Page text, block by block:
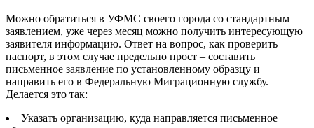
Можно обратиться в УФМС своего города со стандартным
заявлением, уже через месяц можно получить интересующую
заявителя информацию. Ответ на вопрос, как проверить
паспорт, в этом случае предельно прост – составить
письменное заявление по установленному образцу и
направить его в Федеральную Миграционную службу.
Делается это так:
Указать организацию, куда направляется письменное